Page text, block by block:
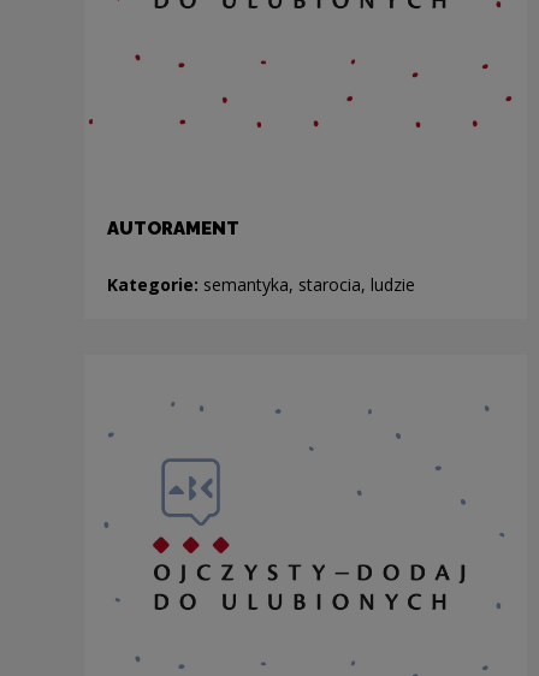
AUTORAMENT
Kategorie: semantyka, starocia, ludzie